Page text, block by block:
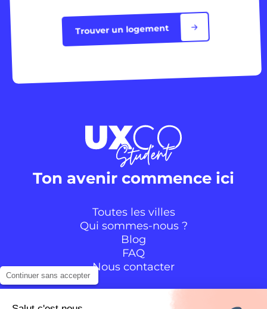
Trouver un logement
Ton avenir commence ici
Toutes les villes
Qui sommes-nous ?
Blog
FAQ
Nous contacter
Continuer sans accepter